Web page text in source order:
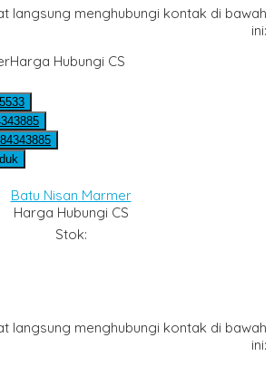
langsung menghubungi kontak di bawah
ini:
Harga Hubungi CS
Batu Nisan Marmer
Harga Hubungi CS
Stok:
langsung menghubungi kontak di bawah
ini: